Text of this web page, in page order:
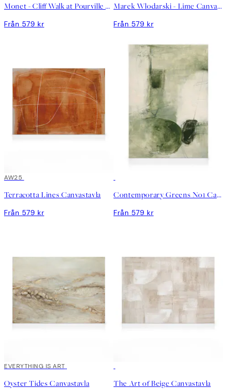
Monet - Cliff Walk at Pourville Canvastavla
Från 579 kr
Marek Włodarski - Lime Canvastavla
Från 579 kr
AW25
Terracotta Lines Canvastavla
Från 579 kr
Contemporary Greens No1 Canvastavla
Från 579 kr
DEAL
EVERYTHING IS ART
Oyster Tides Canvastavla The Art of Beige Canvastavla